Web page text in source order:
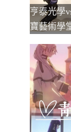
亨泰光學
寶藝術學